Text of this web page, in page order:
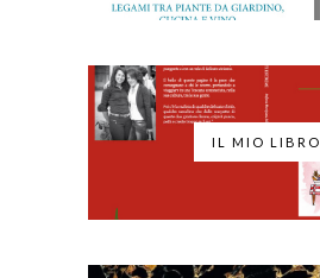
IL MIO LIBRO